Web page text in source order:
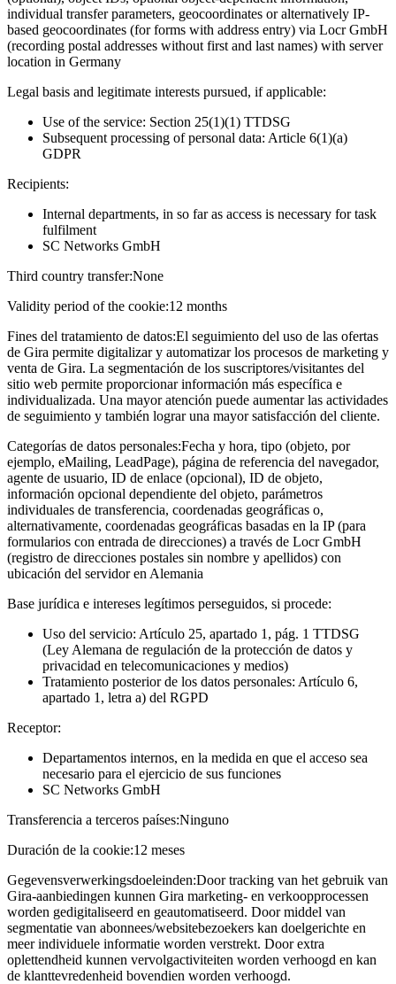
individual transfer parameters, geocoordinates or alternatively IP-
based geocoordinates (for forms with address entry) via Locr GmbH
(recording postal addresses without first and last names) with server
location in Germany
Legal basis and legitimate interests pursued, if applicable:
Use of the service: Section 25(1)(1) TTDSG
Subsequent processing of personal data: Article 6(1)(a)
GDPR
Recipients:
Internal departments, in so far as access is necessary for task
fulfilment
SC Networks GmbH
Third country transfer:None
Validity period of the cookie:12 months
Fines del tratamiento de datos:El seguimiento del uso de las ofertas
de Gira permite digitalizar y automatizar los procesos de marketing y
venta de Gira. La segmentación de los suscriptores/visitantes del
sitio web permite proporcionar información más específica e
individualizada. Una mayor atención puede aumentar las actividades
de seguimiento y también lograr una mayor satisfacción del cliente.
Categorías de datos personales:Fecha y hora, tipo (objeto, por
ejemplo, eMailing, LeadPage), página de referencia del navegador,
agente de usuario, ID de enlace (opcional), ID de objeto,
información opcional dependiente del objeto, parámetros
individuales de transferencia, coordenadas geográficas o,
alternativamente, coordenadas geográficas basadas en la IP (para
formularios con entrada de direcciones) a través de Locr GmbH
(registro de direcciones postales sin nombre y apellidos) con
ubicación del servidor en Alemania
Base jurídica e intereses legítimos perseguidos, si procede:
Uso del servicio: Artículo 25, apartado 1, pág. 1 TTDSG
(Ley Alemana de regulación de la protección de datos y
privacidad en telecomunicaciones y medios)
Tratamiento posterior de los datos personales: Artículo 6,
apartado 1, letra a) del RGPD
Receptor:
Departamentos internos, en la medida en que el acceso sea
necesario para el ejercicio de sus funciones
SC Networks GmbH
Transferencia a terceros países:Ninguno
Duración de la cookie:12 meses
Gegevensverwerkingsdoeleinden:Door tracking van het gebruik van
Gira-aanbiedingen kunnen Gira marketing- en verkoopprocessen
worden gedigitaliseerd en geautomatiseerd. Door middel van
segmentatie van abonnees/websitebezoekers kan doelgerichte en
meer individuele informatie worden verstrekt. Door extra
oplettendheid kunnen vervolgactiviteiten worden verhoogd en kan
de klanttevredenheid bovendien worden verhoogd.